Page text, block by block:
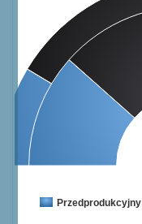
Przedprodukcyjny